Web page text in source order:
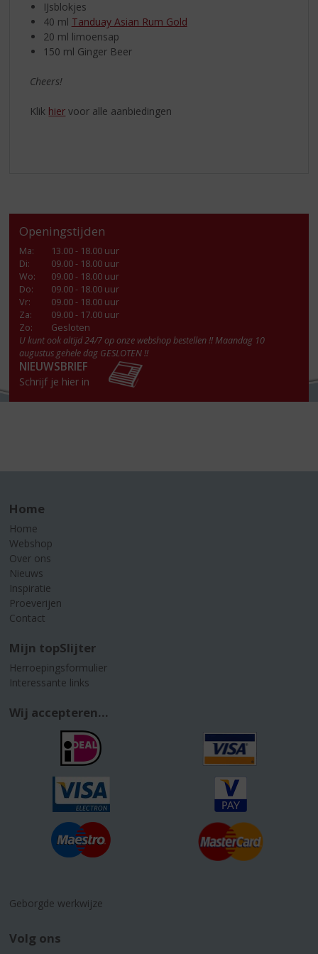
IJsblokjes
40 ml Tanduay Asian Rum Gold
20 ml limoensap
150 ml Ginger Beer
Cheers!
Klik hier voor alle aanbiedingen
Openingstijden
Ma:
13.00 - 18.00 uur
Di:
09.00 - 18.00 uur
Wo:
09.00 - 18.00 uur
Do:
09.00 - 18.00 uur
Vr:
09.00 - 18.00 uur
Za:
09.00 - 17.00 uur
Zo:
Gesloten
U kunt ook altijd 24/7 op onze webshop bestellen !! Maandag 10
augustus gehele dag GESLOTEN !!
NIEUWSBRIEF
Schrijf je hier in
Home
Home
Webshop
Over ons
Nieuws
Inspiratie
Proeverijen
Contact
Mijn topSlijter
Herroepingsformulier
Interessante links
Wij accepteren...
Geborgde werkwijze
Volg ons